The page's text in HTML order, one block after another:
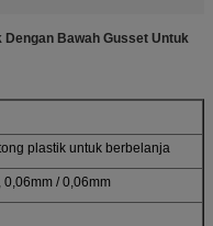
Bawah Gusset Untuk
plastik untuk berbelanja
/ 0,06mm